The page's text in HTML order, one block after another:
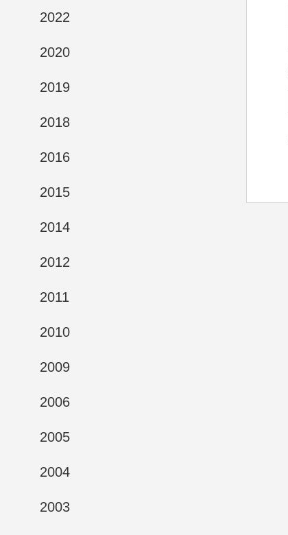
2022
2020
2019
2018
2016
2015
2014
2012
2011
2010
2009
2006
2005
2004
2003